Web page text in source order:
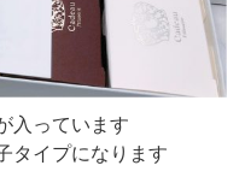
入っています
タイプになります